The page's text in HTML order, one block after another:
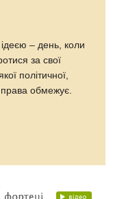
– день, коли
за свої
політичної,
права обмежує.